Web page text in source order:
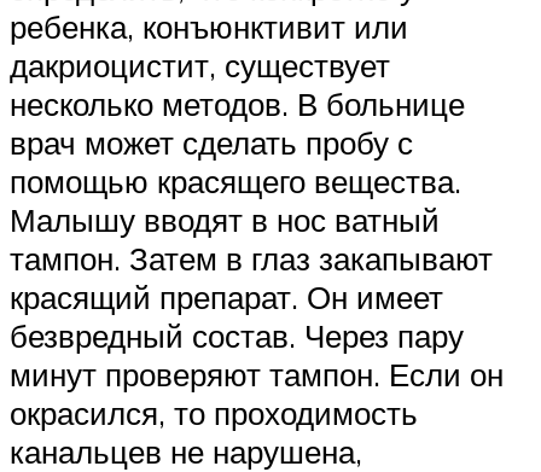
ребенка, конъюнктивит или
дакриоцистит, существует
несколько методов. В больнице
врач может сделать пробу с
помощью красящего вещества.
Малышу вводят в нос ватный
тампон. Затем в глаз закапывают
красящий препарат. Он имеет
безвредный состав. Через пару
минут проверяют тампон. Если он
окрасился, то проходимость
канальцев не нарушена,